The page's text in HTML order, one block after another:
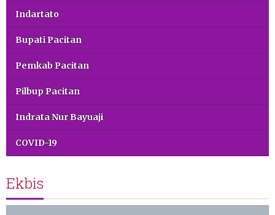
Indartato
Bupati Pacitan
Pemkab Pacitan
Pilbup Pacitan
Indrata Nur Bayuaji
COVID-19
Ekbis